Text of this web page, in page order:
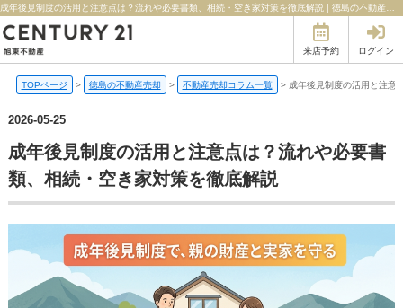
来店予約 ログイン
TOPページ > 徳島の不動産売却 > 不動産売却コラム一覧 > 成年後見制度の活用と注意
2026-05-25
成年後見制度の活用と注意点は？流れや必要書
類、相続・空き家対策を徹底解説